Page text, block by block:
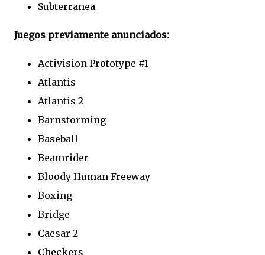
Subterranea
Juegos previamente anunciados:
Activision Prototype #1
Atlantis
Atlantis 2
Barnstorming
Baseball
Beamrider
Bloody Human Freeway
Boxing
Bridge
Caesar 2
Checkers